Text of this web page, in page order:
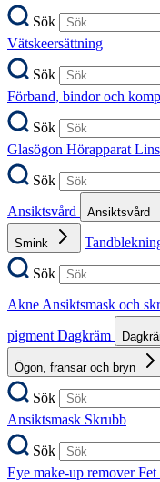
Sök
Vätskeersättning
Sök
Förband, bindor och
Sök
Glasögon Hörapparat
Sök
Ansiktsvård
Ansiktsvård
Smink
Sök
Akne Ansiktsmask och
pigment Dagkräm
Ögon, fransar och bryn
Sök
Ansiktsmask Skrubb
Sök
Eye make-up removerFet